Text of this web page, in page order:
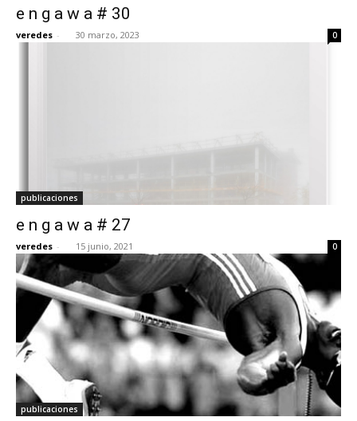
e n g a w a # 30
veredes - 30 marzo, 2023 0
publicaciones
e n g a w a # 27
veredes - 15 junio, 2021 0
publicaciones